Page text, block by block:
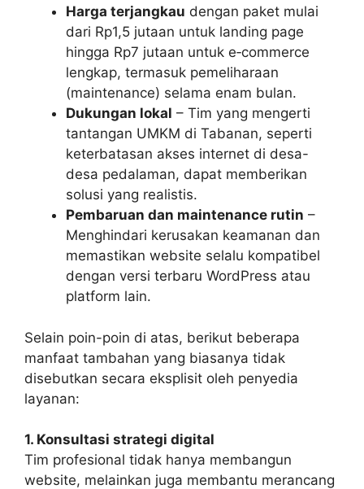
Harga terjangkau dengan paket mulai
dari Rp1,5 jutaan untuk landing page
hingga Rp7 jutaan untuk e‑commerce
lengkap, termasuk pemeliharaan
(maintenance) selama enam bulan.
Dukungan lokal – Tim yang mengerti
tantangan UMKM di Tabanan, seperti
keterbatasan akses internet di desa-
desa pedalaman, dapat memberikan
solusi yang realistis.
Pembaruan dan maintenance rutin –
Menghindari kerusakan keamanan dan
memastikan website selalu kompatibel
dengan versi terbaru WordPress atau
platform lain.
Selain poin-poin di atas, berikut beberapa
manfaat tambahan yang biasanya tidak
disebutkan secara eksplisit oleh penyedia
layanan:
1. Konsultasi strategi digital
Tim profesional tidak hanya membangun
website, melainkan juga membantu merancang